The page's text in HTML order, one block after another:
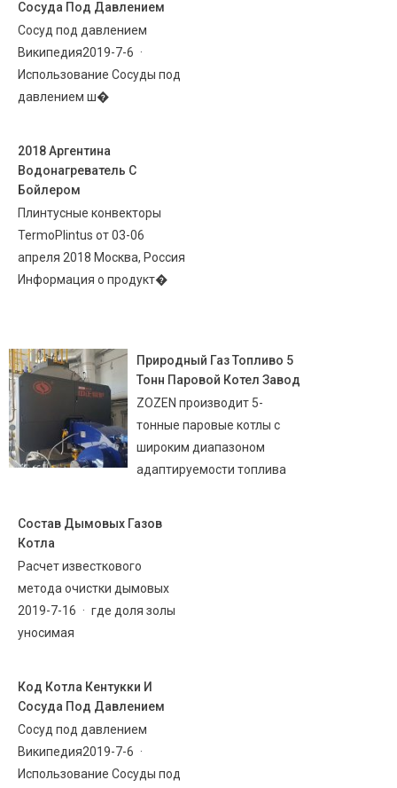
Сосуда Под Давлением
Сосуд под давлением
Википедия2019-7-6 ·
Использование Сосуды под
давлением ш�
2018 Аргентина
Водонагреватель С
Бойлером
Плинтусные конвекторы
TermoPlintus от 03-06
апреля 2018 Москва, Россия
Информация о продукт�
Природный Газ Топливо 5
Тонн Паровой Котел Завод
ZOZEN производит 5-
тонные паровые котлы с
широким диапазоном
адаптируемости топлива
Состав Дымовых Газов
Котла
Расчет известкового
метода очистки дымовых
2019-7-16 · где доля золы
уносимая
Код Котла Кентукки И
Сосуда Под Давлением
Сосуд под давлением
Википедия2019-7-6 ·
Использование Сосуды под